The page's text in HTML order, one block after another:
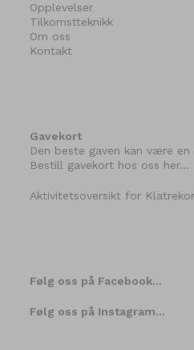
Opplevelser
Tilkomstteknikk
Om oss
Kontakt
Gavekort
Den beste gaven kan være en
Bestill gavekort hos oss her…
Aktivitetsoversikt for
Følg oss på Facebook…
Følg oss på Instagram…